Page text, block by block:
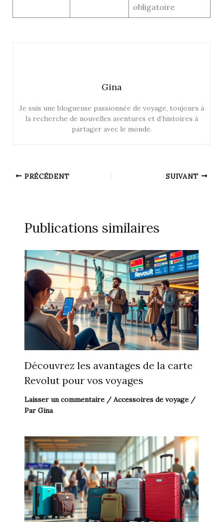
obligatoire
Gina
Je suis une blogueuse passionnée de voyage, toujours à
la recherche de nouvelles aventures et d’histoires à
partager avec le monde.
PRÉCÉDENT SUIVANT
Publications similaires
Découvrez les avantages de la carte
Revolut pour vos voyages
Laisser un commentaire / Accessoires de voyage/
Par Gina